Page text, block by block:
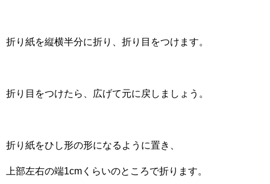
折り紙を縦横半分に折り、折り目をつけます。
折り目をつけたら、広げて元に戻しましょう。
折り紙をひし形の形になるように置き、
上部左右の端1cmくらいのところで折ります。